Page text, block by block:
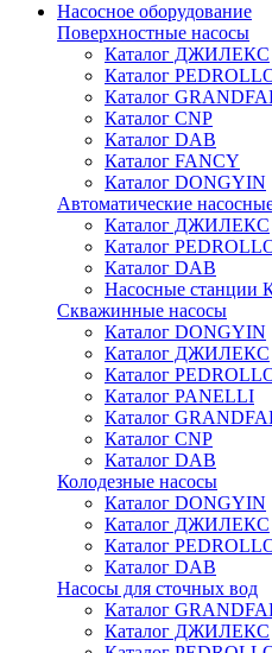
Насосное оборудование
Поверхностные насосы
Каталог ДЖИЛЕКС
Каталог
Каталог
Каталог CNP
Каталог DAB
Каталог FANCY
Каталог DONGYIN
Автоматические
Каталог ДЖИЛЕКС
Каталог
Каталог DAB
Насосные станции
Скважинные насосы
Каталог DONGYIN
Каталог ДЖИЛЕКС
Каталог
Каталог PANELLI
Каталог
Каталог CNP
Каталог DAB
Колодезные насосы
Каталог DONGYIN
Каталог ДЖИЛЕКС
Каталог
Каталог DAB
Насосы для сточных вод
Каталог
Каталог ДЖИЛЕКС